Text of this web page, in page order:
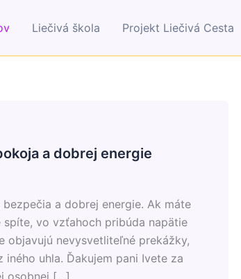
Liečivá škola Projekt Liečivá Cesta
a dobrej energie
a dobrej energie. Ak máte
vo vzťahoch pribúda napätie
objavujú nevysvetliteľné prekážky,
uhla. Ďakujem pani Ivete za